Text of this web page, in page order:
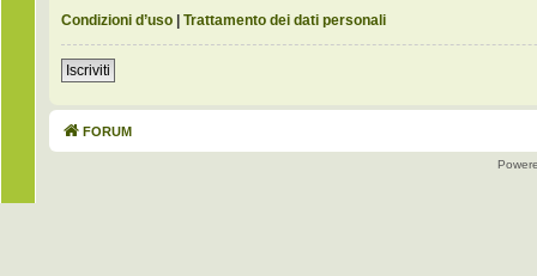
Condizioni d’uso | Trattamento dei dati personali
Iscriviti
FORUM